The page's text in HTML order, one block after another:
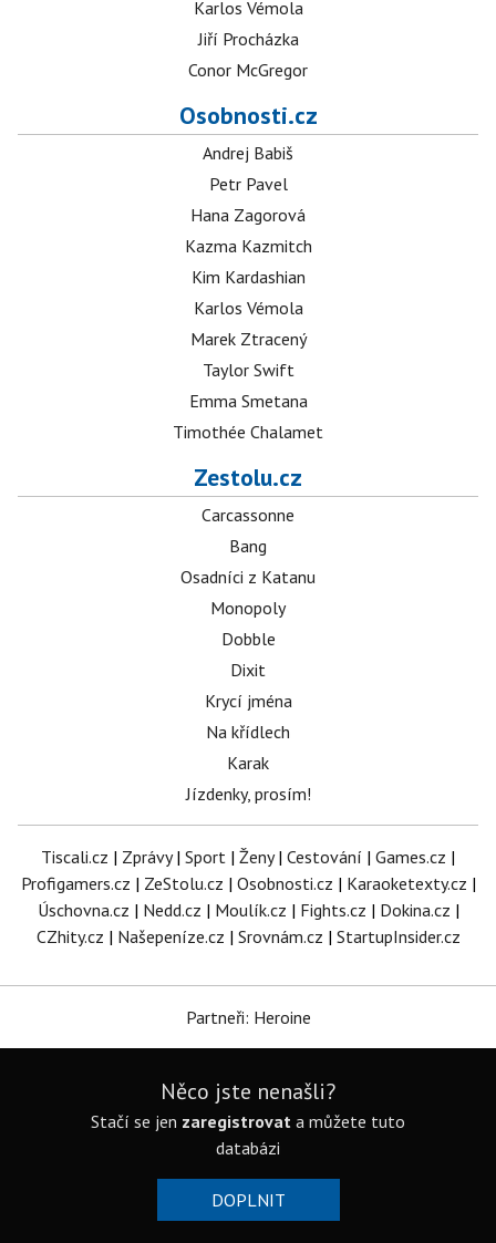
Karlos Vémola
Jiří Procházka
Conor McGregor
Osobnosti.cz
Andrej Babiš
Petr Pavel
Hana Zagorová
Kazma Kazmitch
Kim Kardashian
Karlos Vémola
Marek Ztracený
Taylor Swift
Emma Smetana
Timothée Chalamet
Zestolu.cz
Carcassonne
Bang
Osadníci z Katanu
Monopoly
Dobble
Dixit
Krycí jména
Na křídlech
Karak
Jízdenky, prosím!
Tiscali.cz | Zprávy| Sport | Ženy| Cestování | Games.cz |
Profigamers.cz | ZeStolu.cz | Osobnosti.cz | Karaoketexty.cz |
Úschovna.cz | Nedd.cz | Moulík.cz | Fights.cz | Dokina.cz |
CZhity.cz | Našepeníze.cz | Srovnám.cz | StartupInsider.cz
Partneři: Heroine
Něco jste nenašli?
Stačí se jen zaregistrovat a můžete tuto
databázi
DOPLNIT